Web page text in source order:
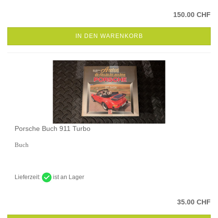
150.00 CHF
IN DEN WARENKORB
Porsche Buch 911 Turbo
Buch
Lieferzeit: ist an Lager
35.00 CHF